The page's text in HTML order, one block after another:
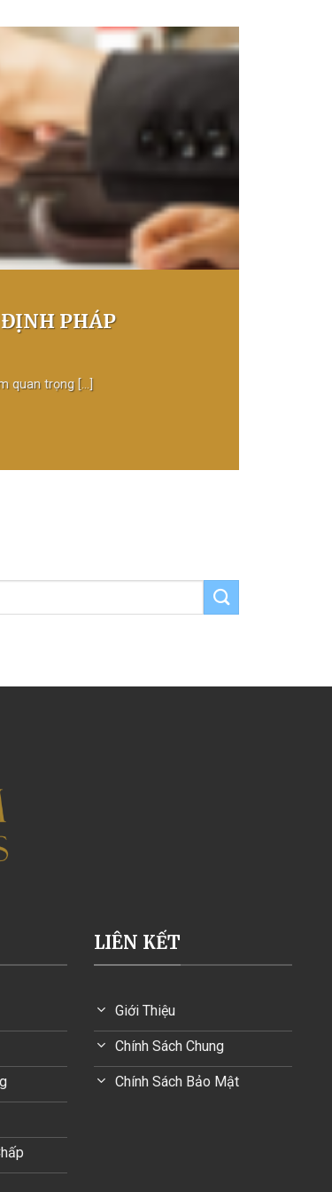
ĐỊNH PHÁP
quan trọng [...]
LIÊN KẾT
Giới Thiệu
Chính Sách Chung
Chính Sách Bảo Mật